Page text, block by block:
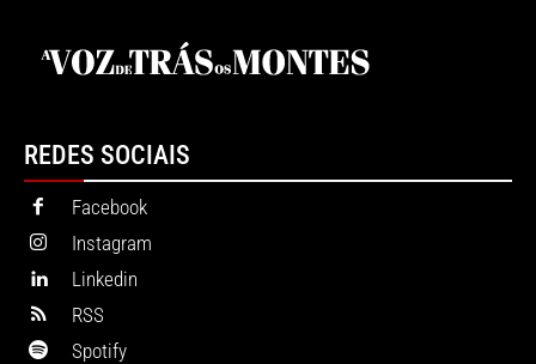
REDES SOCIAIS
Facebook
Instagram
Linkedin
RSS
Spotify